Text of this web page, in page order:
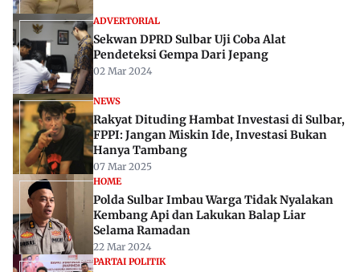
ADVERTORIAL
Sekwan DPRD Sulbar Uji Coba Alat
Pendeteksi Gempa Dari Jepang
02 Mar 2024
NEWS
Rakyat Dituding Hambat Investasi di Sulbar,
FPPI: Jangan Miskin Ide, Investasi Bukan
Hanya Tambang
07 Mar 2025
HOME
Polda Sulbar Imbau Warga Tidak Nyalakan
Kembang Api dan Lakukan Balap Liar
Selama Ramadan
22 Mar 2024
PARTAI POLITIK